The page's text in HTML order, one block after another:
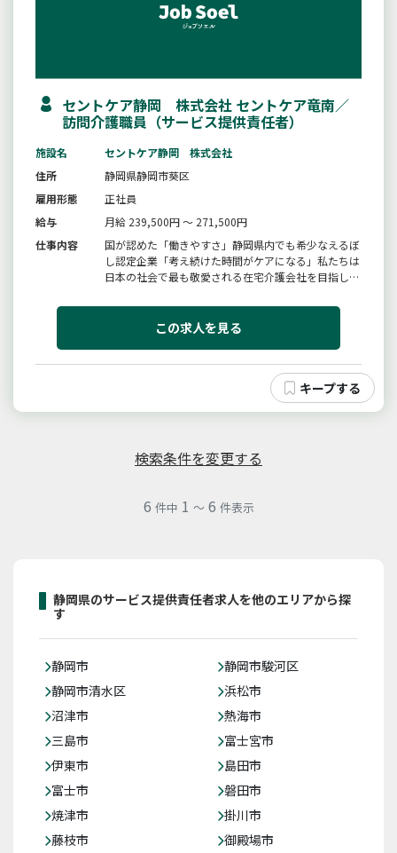
セントケア静岡 株式会社 セントケア竜南／
訪問介護職員（サービス提供責任者）
施設名
セントケア静岡 株式会社
住所
静岡県静岡市葵区
雇用形態
正社員
給与
月給 239,500円 ～ 271,500円
仕事内容
国が認めた「働きやすさ」静岡県内でも希少なえるぼ
し認定企業「考え続けた時間がケアになる」私たちは
日本の社会で最も敬愛される在宅介護会社を目指して
暮らしをトータルで支える訪問介護業務ですご自宅へ
訪問し、「今まで通りにできる事」「少し工夫したら
この求人を見る
検索条件を変更する
6 件中 1 ～ 6 件表示
静岡県のサービス提供責任者求人を他のエリアから探
す
静岡市
静岡市駿河区
静岡市清水区
浜松市
沼津市
熱海市
三島市
富士宮市
伊東市
島田市
富士市
磐田市
焼津市
掛川市
藤枝市
御殿場市